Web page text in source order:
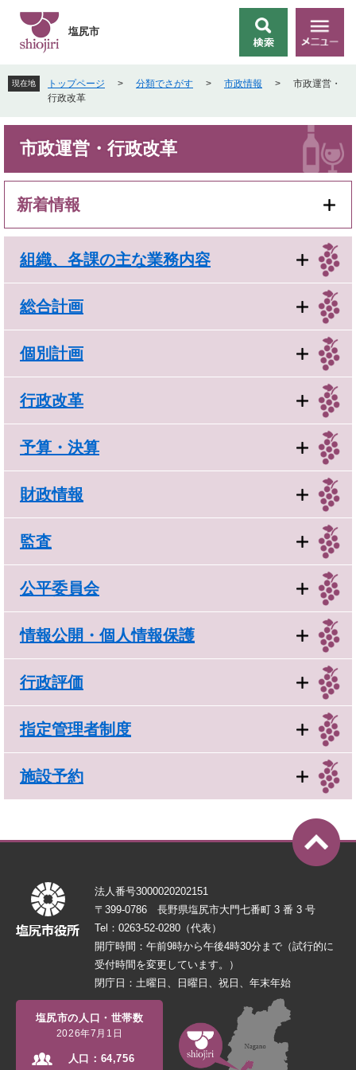
先
頭
す
を
飛
し
文
索
メ
ニ
ー
塩尻市
現在地 トップページ > 分類でさがす > 市政情報 >
市政運営・
行政改革
市政運営・行政改革
新着情報
組織、各課の主な業務内容
総合計画
個別計画
行政改革
予算・決算
財政情報
監査
公平委員会
情報公開・個人情報保護
行政評価
指定管理者制度
施設予約
法人番号3000020202151
〒399-0786 長野県塩尻市大門七番町 3 番 3 号
Tel：0263-52-0280（代表）
開庁時間：午前9時から午後4時30分まで（試行的に
受付時間を変更しています。）
閉庁日：土曜日、日曜日、祝日、年末年始
塩尻市の人口・世帯数
2026年7月1日
人口： 64,756